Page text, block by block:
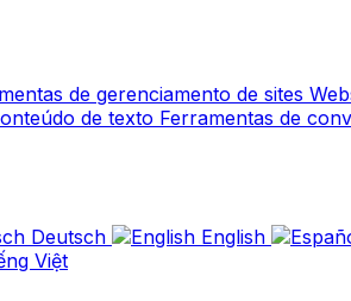
de gerenciamento de sites
de texto Ferramentas de
Deutsch English
Việt